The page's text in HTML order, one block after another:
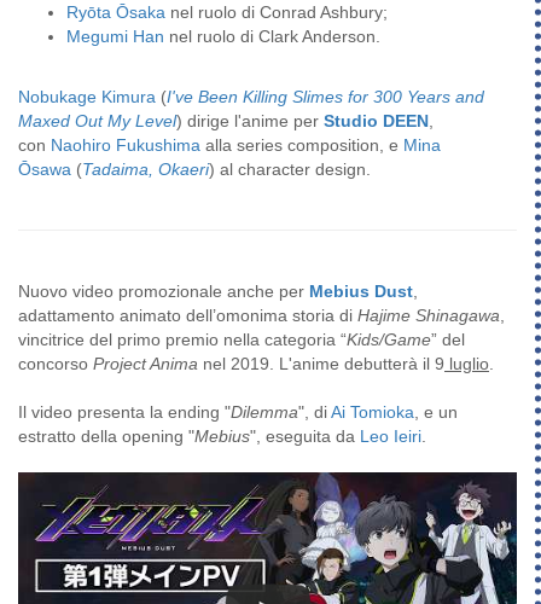
Ryōta Ōsaka nel ruolo di Conrad Ashbury;
Megumi Han nel ruolo di Clark Anderson.
Nobukage Kimura (I've Been Killing Slimes for 300 Years and
Maxed Out My Level) dirige l'anime per Studio DEEN,
con Naohiro Fukushima alla series composition, e Mina
Ōsawa (Tadaima, Okaeri) al character design.
Nuovo video promozionale anche per Mebius Dust,
adattamento animato dell’omonima storia di Hajime Shinagawa,
vincitrice del primo premio nella categoria “Kids/Game” del
concorso Project Anima nel 2019. L'anime debutterà il 9 luglio.
Il video presenta la ending "Dilemma", diAi Tomioka, e un
estratto della opening "Mebius", eseguita da Leo Ieiri.